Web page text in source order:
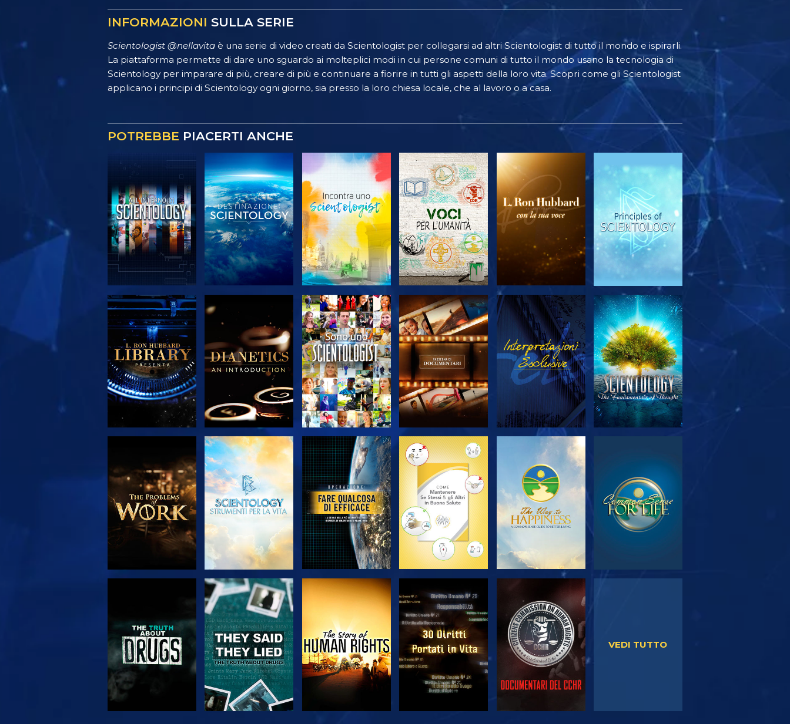
INFORMAZIONI SULLA SERIE
Scientologist @nellavita è una serie di video creati da Scientologist per collegarsi ad altri Scientologist di tutto il mondo e ispirarli.
La piattaforma permette di dare uno sguardo ai molteplici modi in cui persone comuni di tutto il mondo usano la tecnologia di
Scientology per imparare di più, creare di più e continuare a fiorire in tutti gli aspetti della loro vita. Scopri come gli Scientologist
applicano i principi di Scientology ogni giorno, sia presso la loro chiesa locale, che al lavoro o a casa.
POTREBBE PIACERTI ANCHE
ESPLORA LE
SERIE
ESPLORA LE
SERIE
ESPLORA LE
SERIE
ESPLORA LE
SERIE
ESPLORA LE
SERIE
GUARDA
ESPLORA LE
SERIE
GUARDA
ESPLORA LE
SERIE
ESPLORA LE
SERIE
ESPLORA LE
SERIE
GUARDA GUARDA GUARDA GUARDA
VEDI TUTTO